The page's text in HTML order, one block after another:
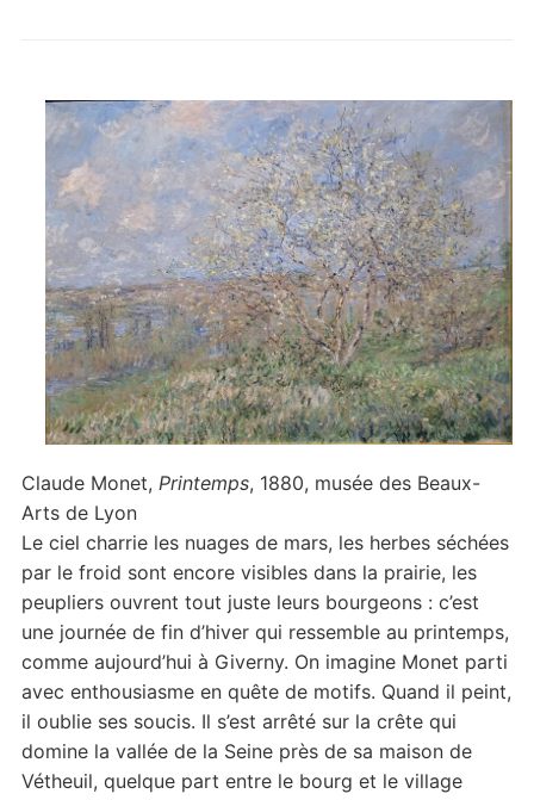
printemps
Claude Monet, Printemps, 1880, musée des Beaux-
Arts de Lyon
Le ciel charrie les nuages de mars, les herbes séchées
par le froid sont encore visibles dans la prairie, les
peupliers ouvrent tout juste leurs bourgeons : c’est
une journée de fin d’hiver qui ressemble au printemps,
comme aujourd’hui à Giverny. On imagine Monet parti
avec enthousiasme en quête de motifs. Quand il peint,
il oublie ses soucis. Il s’est arrêté sur la crête qui
domine la vallée de la Seine près de sa maison de
Vétheuil, quelque part entre le bourg et le village